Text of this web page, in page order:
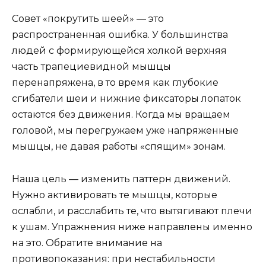
Совет «покрутить шеей» — это
распространенная ошибка. У большинства
людей с формирующейся холкой верхняя
часть трапециевидной мышцы
перенапряжена, в то время как глубокие
сгибатели шеи и нижние фиксаторы лопаток
остаются без движения. Когда мы вращаем
головой, мы перегружаем уже напряженные
мышцы, не давая работы «спящим» зонам.
Наша цель — изменить паттерн движений.
Нужно активировать те мышцы, которые
ослабли, и расслабить те, что вытягивают плечи
к ушам. Упражнения ниже направлены именно
на это. Обратите внимание на
противопоказания: при нестабильности